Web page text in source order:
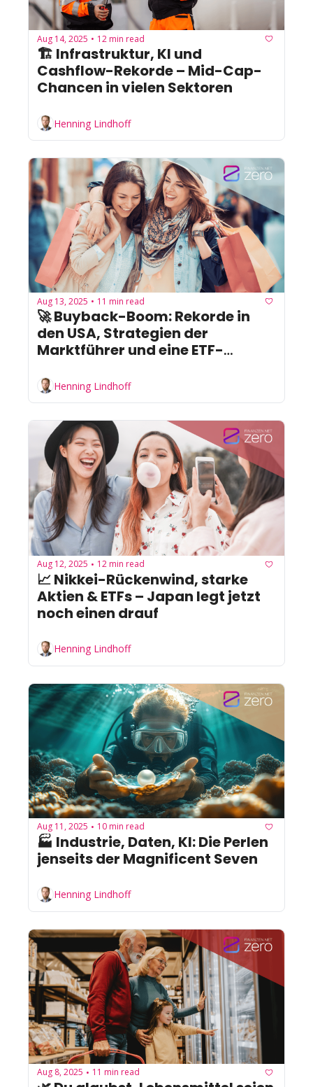
Aug 14, 2025 • 12 min read
🏗 Infrastruktur, KI und
Cashflow-Rekorde – Mid-Cap-
Chancen in vielen Sektoren
Henning Lindhoff
Aug 13, 2025 • 11 min read
🚀 Buyback-Boom: Rekorde in
den USA, Strategien der
Marktführer und eine ETF-
Henning Lindhoff
Aug 12, 2025 • 12 min read
📈 Nikkei-Rückenwind, starke
Aktien & ETFs – Japan legt jetzt
noch einen drauf
Henning Lindhoff
Aug 11, 2025 • 10 min read
🏭 Industrie, Daten, KI: Die Perlen
jenseits der Magnificent Seven
Henning Lindhoff
Aug 8, 2025 • 11 min read